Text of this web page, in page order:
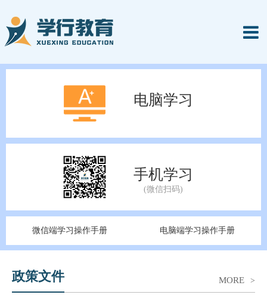
电脑学习
手机学习
微信端学习操作手册 电脑端学习操作手册
政策文件 MORE >